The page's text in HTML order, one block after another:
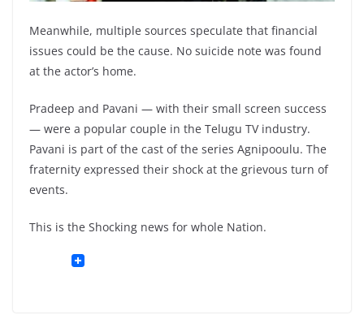
Meanwhile, multiple sources speculate that financial
issues could be the cause. No suicide note was found
at the actor’s home.
Pradeep and Pavani — with their small screen success
— were a popular couple in the Telugu TV industry.
Pavani is part of the cast of the series Agnipooulu. The
fraternity expressed their shock at the grievous turn of
events.
This is the Shocking news for whole Nation.